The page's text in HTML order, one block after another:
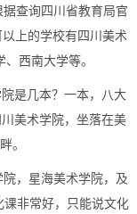
查询四川省教育局官
上的学校有四川美术
西南大学等。
是几本？一本，八大
美术学院，坐落在美
。
，星海美术学院，及
非常好，只能说文化